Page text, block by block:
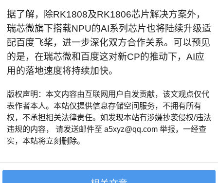
据了解，除RK1808及RK1806芯片解决方案外，
瑞芯微旗下搭载NPU的AI系列芯片也将陆续升级适
配百度飞桨，进一步深化双方合作关系。可以预见
的是，在瑞芯微和百度这对新CP的推动下，AI应
用的落地速度将持续加快。
版权声明：本文内容由互联网用户自发贡献，该文观点仅代
表作者本人。本站仅提供信息存储空间服务，不拥有所有
权，不承担相关法律责任。如发现本站有涉嫌抄袭侵权/违法
违规的内容， 请发送邮件至 a5xyz@qq.com 举报，一经查
实，本站将立刻删除。